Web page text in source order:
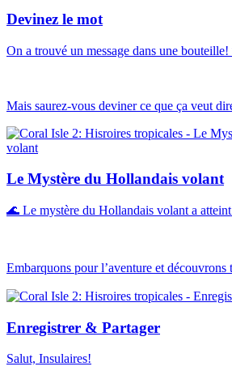
Devinez le mot
On a trouvé un message dans une bouteille!
Mais saurez-vous deviner ce que ça veut
Le Mystère du Hollandais volant
🌊 Le mystère du Hollandais volant a
Embarquons pour l’aventure et découvrons
Enregistrer & Partager
Salut, Insulaires!